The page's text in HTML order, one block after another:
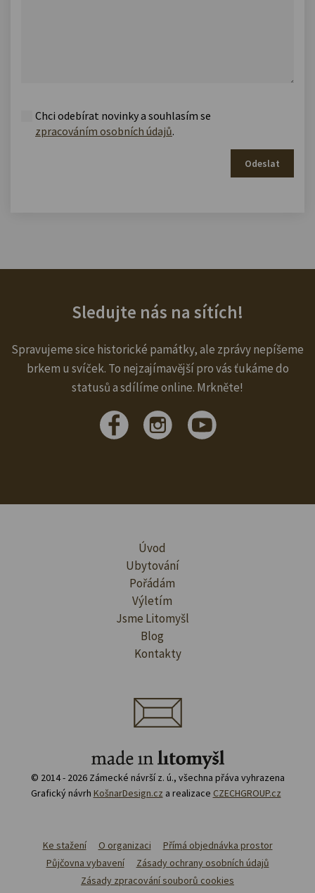
Chci odebírat novinky a souhlasím se
zpracováním osobních údajů.
Odeslat
Sledujte nás na sítích!
Spravujeme sice historické památky, ale zprávy nepíšeme
brkem u svíček. To nejzajímavější pro vás ťukáme do
statusů a sdílíme online. Mrkněte!
Úvod
Ubytování
Pořádám
Výletím
Jsme Litomyšl
Blog
Kontakty
© 2014 - 2026 Zámecké návrší z. ú., všechna přáva vyhrazena
Grafický návrh KošnarDesign.cz a realizace CZECHGROUP.cz
Ke stažení O organizaci
Přímá objednávka prostor
Půjčovna vybavení
Zásady ochrany osobních údajů
Zásady zpracování souborů cookies